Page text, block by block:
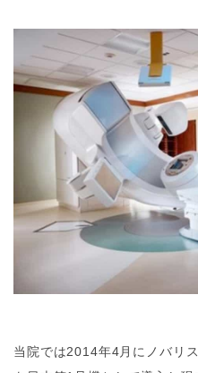
当院では2014年4月にノバリ